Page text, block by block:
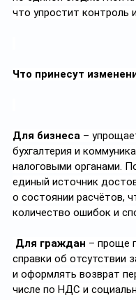
что упростит контроль
Что принесут
Для бизнеса –
бухгалтерия и
налоговыми органами.
единый источник
о состоянии расчётов,
количество ошибок и
Для граждан – проще
справки об отсутствии
и оформлять возврат
числе по НДС и